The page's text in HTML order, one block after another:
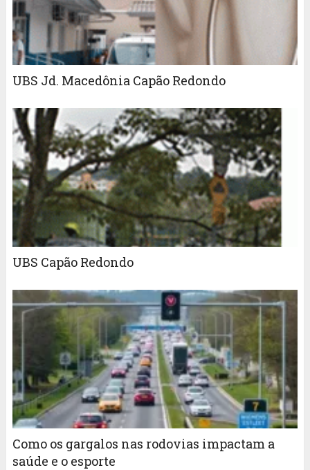
UBS Jd. Macedônia Capão Redondo
UBS Capão Redondo
Como os gargalos nas rodovias impactam a
saúde e o esporte